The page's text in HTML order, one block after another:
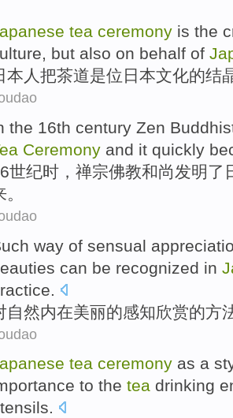
tea ceremony is the
but also on behalf of
本 人把茶道是位日本文化的结
the 16th century Zen
Ceremony and it quickly
世纪时， 禅宗佛教和尚发明了
way of sensual
can be recognized in
自然内在美丽的感知欣赏的方
tea ceremony as a
to the tea drinking
.